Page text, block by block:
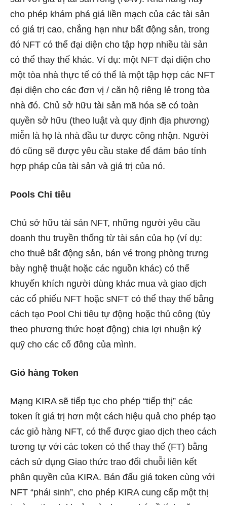
cho phép khám phá giá liền mạch của các tài sản
có giá trị cao, chẳng hạn như bất động sản, trong
đó NFT có thể đại diện cho tập hợp nhiều tài sản
có thể thay thế khác. Ví dụ: một NFT đại diện cho
một tòa nhà thực tế có thể là một tập hợp các NFT
đại diện cho các đơn vị / căn hộ riêng lẻ trong tòa
nhà đó. Chủ sở hữu tài sản mã hóa sẽ có toàn
quyền sở hữu (theo luật và quy định địa phương)
miễn là họ là nhà đầu tư được công nhận. Người
đó cũng sẽ được yêu cầu stake để đảm bảo tính
hợp pháp của tài sản và giá trị của nó.
Pools Chi tiêu
Chủ sở hữu tài sản NFT, những người yêu cầu
doanh thu truyền thống từ tài sản của họ (ví dụ:
cho thuê bất động sản, bán vé trong phòng trưng
bày nghệ thuật hoặc các nguồn khác) có thể
khuyến khích người dùng khác mua và giao dịch
các cổ phiếu NFT hoặc sNFT có thể thay thế bằng
cách tạo Pool Chi tiêu tự động hoặc thủ công (tùy
theo phương thức hoạt động) chia lợi nhuận ký
quỹ cho các cổ đông của mình.
Giỏ hàng Token
Mạng KIRA sẽ tiếp tục cho phép “tiếp thị” các
token ít giá trị hơn một cách hiệu quả cho phép tạo
các giỏ hàng NFT, có thể được giao dịch theo cách
tương tự với các token có thể thay thế (FT) bằng
cách sử dụng Giao thức trao đổi chuỗi liên kết
phân quyền của KIRA. Bán đấu giá token cùng với
NFT “phái sinh”, cho phép KIRA cung cấp một thị